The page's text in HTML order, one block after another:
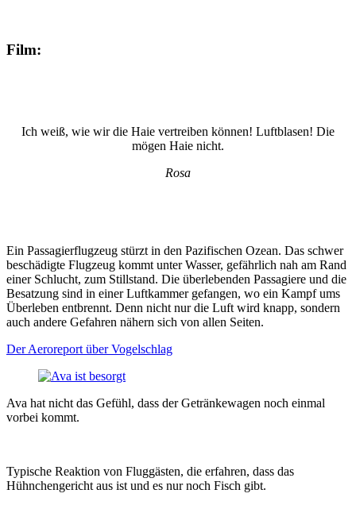
Film:
Ich weiß, wie wir die Haie vertreiben können! Luftblasen! Die
mögen Haie nicht.
Rosa
Ein Passagierflugzeug stürzt in den Pazifischen Ozean. Das schwer
beschädigte Flugzeug kommt unter Wasser, gefährlich nah am Rand
einer Schlucht, zum Stillstand. Die überlebenden Passagiere und die
Besatzung sind in einer Luftkammer gefangen, wo ein Kampf ums
Überleben entbrennt. Denn nicht nur die Luft wird knapp, sondern
auch andere Gefahren nähern sich von allen Seiten.
Der Aeroreport über Vogelschlag
Ava hat nicht das Gefühl, dass der Getränkewagen noch einmal
vorbei kommt.
Typische Reaktion von Fluggästen, die erfahren, dass das
Hühnchengericht aus ist und es nur noch Fisch gibt.